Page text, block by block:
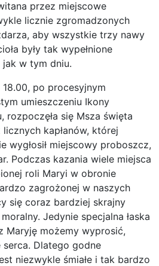
przez miejscowe
licznie zgromadzonych
aby wszystkie trzy nawy
były tak wypełnione
w tym dniu.
po procesyjnym
umieszczeniu Ikony
rozpoczęła się Msza święta
kapłanów, której
wygłosił miejscowy proboszcz,
Podczas kazania wiele miejsca
roli Maryi w obronie
zagrożonej w naszych
się coraz bardziej skrajny
Jedynie specjalna łaska
Maryję możemy wyprosić,
Dlatego godne
niezwykle śmiałe i tak bardzo